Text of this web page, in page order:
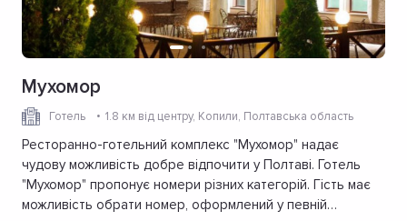
Мухомор
Готель 1.8 км від центру, Копили, Полтавська область
Ресторанно-готельний комплекс "Мухомор" надає
чудову можливість добре відпочити у Полтаві. Готель
"Мухомор" пропонує номери різних категорій. Гість має
можливість обрати номер, оформлений у певній